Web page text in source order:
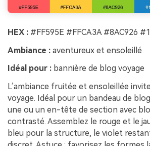
HEX : #FF595E #FFCA3A #8AC926
Ambiance : aventureux et ensoleillé
Idéal pour : bannière de blog voyage
L’ambiance fruitée et ensoleillée
voyage. Idéal pour un bandeau de
une ou un en-tête de section avec
contrasté. Assemblez le rouge et le
bleu pour la structure, le violet